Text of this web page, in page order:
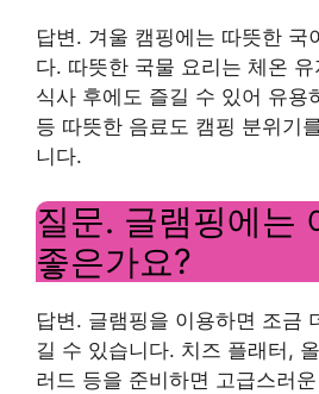
답변. 겨울 캠핑에는 따뜻한 국
다. 따뜻한 국물 요리는 체온
식사 후에도 즐길 수 있어 유용
등 따뜻한 음료도 캠핑 분위기
니다.
질문. 글램핑에는
좋은가요?
답변. 글램핑을 이용하면 조금
길 수 있습니다. 치즈 플래터,
러드 등을 준비하면 고급스러